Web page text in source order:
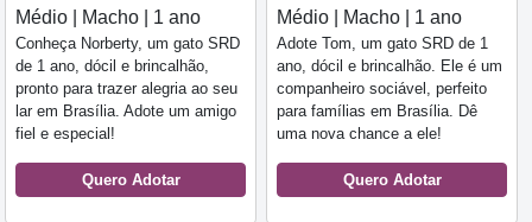
Médio | Macho | 1 ano
Conheça Norberty, um gato SRD
de 1 ano, dócil e brincalhão,
pronto para trazer alegria ao seu
lar em Brasília. Adote um amigo
fiel e especial!
Quero Adotar
Médio | Macho | 1 ano
Adote Tom, um gato SRD de 1
ano, dócil e brincalhão. Ele é um
companheiro sociável, perfeito
para famílias em Brasília. Dê
uma nova chance a ele!
Quero Adotar